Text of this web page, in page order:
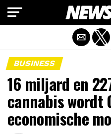
BUSINESS
16 miljard en
cannabis wordt
economische
Mobiele